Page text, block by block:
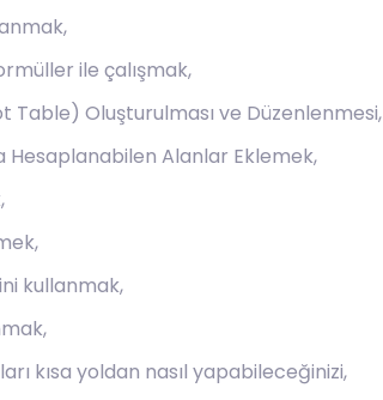
ile çalışmak,
Table) Oluşturulması ve Düzenlenmesi,
Alanlar Eklemek,
kullanmak,
kısa yoldan nasıl yapabileceğinizi,